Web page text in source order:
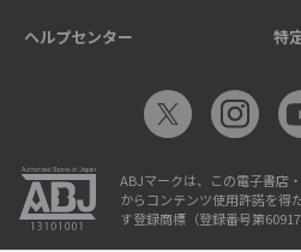
ヘルプセンター 特
ABJマークは、この電子書店
からコンテンツ使用許諾を得
す登録商標（登録番号第